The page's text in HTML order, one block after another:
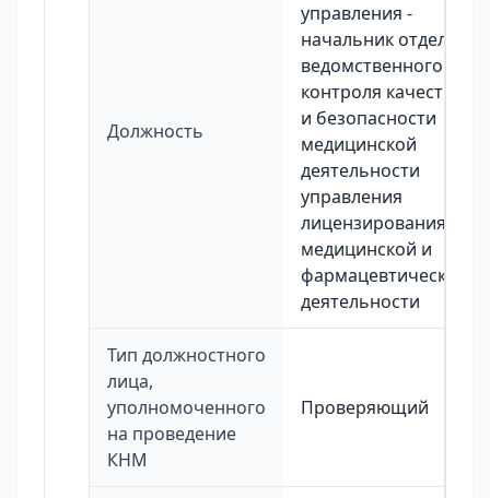
Должность
управления -
начальник отдела
ведомственного
контроля качества
и безопасности
медицинской
деятельности
управления
лицензирования
медицинской и
фармацевтической
деятельности
Тип должностного
лица,
уполномоченного
на проведение
КНМ
Проверяющий